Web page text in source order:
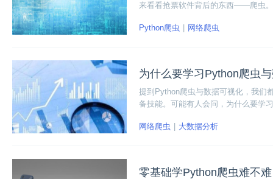
来看看抢票软件背后的东西——爬虫
用场景的利弊吧！
Python爬虫 网络爬虫
为什么要学习Python爬虫
提到Python爬虫与数据可视化，我们
备技能。可能有人会问，为什么要学
习Python爬虫与数据可视化的意义和
网络爬虫 大数据分析
零基础学Python爬虫难不